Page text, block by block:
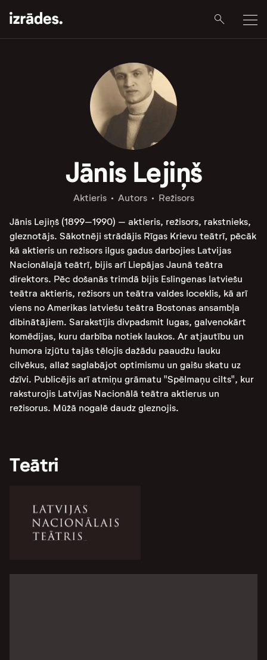
Jānis Lejiņš
Aktieris Autors Režisors
Jānis Lejiņš (1899–1990) – aktieris, režisors, rakstnieks,
gleznotājs. Sākotnēji strādājis Rīgas Krievu teātrī, pēcāk
kā aktieris un režisors ilgus gadus darbojies Latvijas
Nacionālajā teātrī, bijis arī Liepājas Jaunā teātra
direktors. Pēc došanās trimdā bijis Eslingenas latviešu
teātra aktieris, režisors un teātra valdes loceklis, kā arī
viens no Amerikas latviešu teātra Bostonas ansambļa
dibinātājiem. Sarakstījis divpadsmit lugas, galvenokārt
komēdijas, kuru darbība notiek laukos. Ar atjautību un
humora izjūtu tajās tēlojis dažādu paaudžu lauku
cilvēkus, allaž saglabājot optimismu un gaišu skatu uz
dzīvi. Publicējis arī atmiņu grāmatu "Spēlmaņu cilts", kur
raksturojis Latvijas Nacionālā teātra aktierus un
režisorus. Mūžā nogalē daudz gleznojis.
Teātri